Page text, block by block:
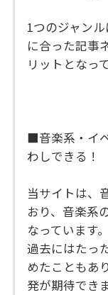
1つのジャン
に合った記事
リットとなっ
■音楽系・イ
わしできる！
当サイトは、
おり、音楽系
なっています。
過去にはたっ
めたこともあ
発が期待できま